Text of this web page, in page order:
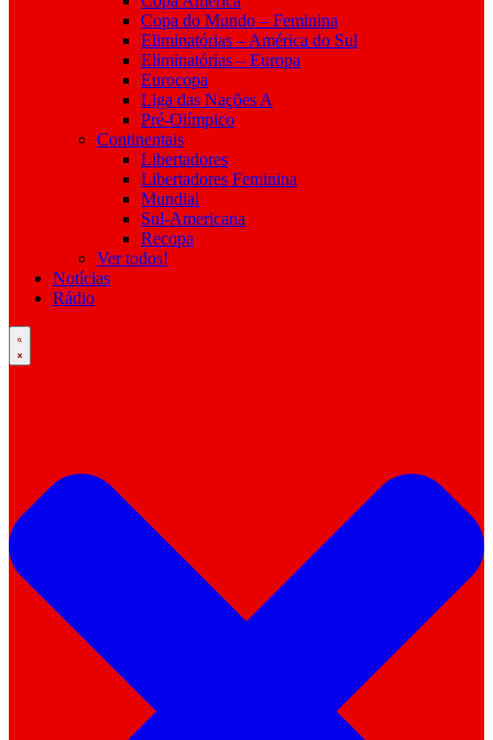
Copa do Mundo – Feminina
Eliminatórias – América do Sul
Eliminatórias – Europa
Eurocopa
Liga das Nações A
Pré-Olímpico
Continentais
Libertadores
Libertadores Feminina
Mundial
Sul-Americana
Recopa
Ver todos!
Notícias
Rádio